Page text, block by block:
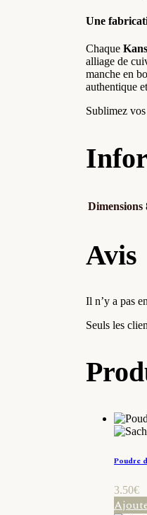
Une
Chaque
alliage de
manche en
authentique
Sublimez
Dimensions
Avis
Il n’y a pas
Seuls les
Poudre
3.50€